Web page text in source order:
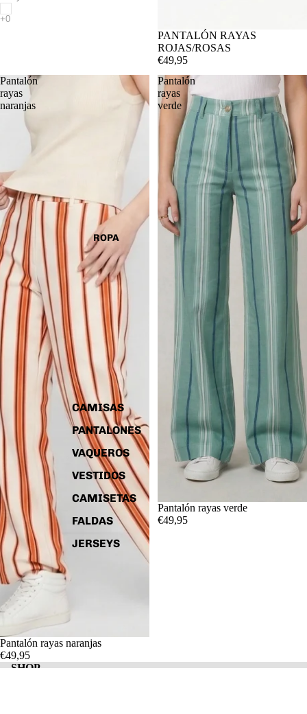
ROPA
CAMISAS
PANTALONES
VAQUEROS
VESTIDOS
CAMISETAS
FALDAS
JERSEYS
PANTALÓN RAYAS
ROJAS/ROSAS
€49,95
Pantalón
rayas
naranjas
Pantalón rayas naranjas
€49,95
Pantalón
rayas
verde
Pantalón rayas verde
€49,95
SHOP